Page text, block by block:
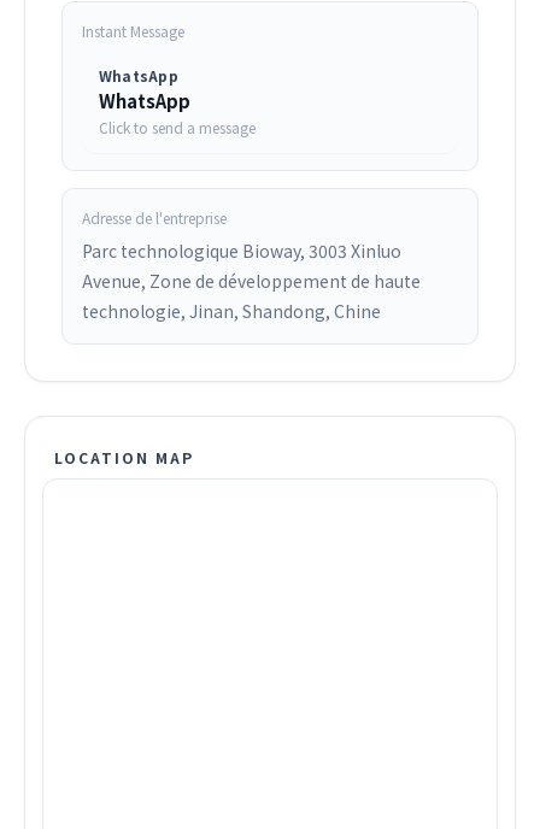
Instant Message
WhatsApp
WhatsApp
Click to send a message
Adresse de l'entreprise
Parc technologique Bioway, 3003 Xinluo
Avenue, Zone de développement de haute
technologie, Jinan, Shandong, Chine
LOCATION MAP